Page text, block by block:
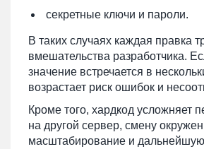
секретные ключи и пароли.
В таких случаях каждая правка
вмешательства разработчика.
значение встречается в
возрастает риск ошибок и
Кроме того, хардкод усложняет
на другой сервер, смену
масштабирование и